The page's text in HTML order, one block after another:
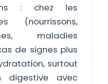
: chez les
(nourrissons,
maladies
de signes plus
surtout
digestive avec